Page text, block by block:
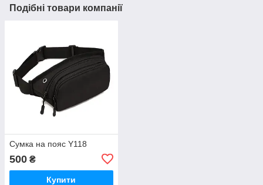
Подібні товари компанії
Сумка на пояс Y118
500 ₴
Купити